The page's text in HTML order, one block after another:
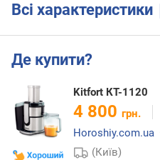
Всі характеристики
Де купити?
Kitfort КТ-1120
4 800 грн.
Horoshiy.com.ua
(Київ)